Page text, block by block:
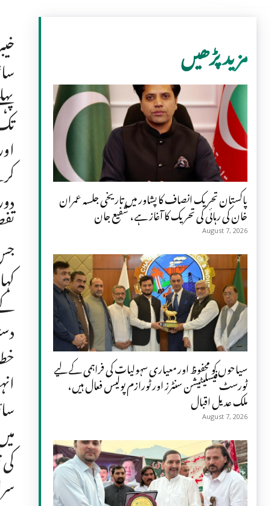
مزید پڑھیں
پاکستان تحریک انصاف کا پشاور میں تاریخی جلسہ عمران
خان کی رہائی کی تحریک کا آغاز ہے، شفیع جان
August 7, 2026
سیاحوں کو محفوظ اور معیاری سہولیات کی فراہمی کے لیے
ٹورسٹ فیسلیٹیشن سنٹرز اور ٹورازم پولیس فعال ہیں،
ملک عدیل اقبال
August 7, 2026